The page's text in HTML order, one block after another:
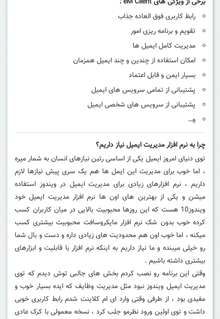
رابط کاربری فوق العاده جذاب
تقویم و برنامه ریزی امور
مدیریت کامل ایمیل ها
امکان استفاده از چندین و چند ایمیل همزمان
بسیار ایمن و قابل اعتماد
پشتیبانی از تمامی سرویس های ایمیل
پشتیبانی از سرویس های شخصی ایمیل
و…
چرا به نرم افزار مدیریت ایمیل نیاز داریم؟
توی دنیای امروز ایمیل یکی از اساسی رتین نیازهای انسان به شمار میره
، اما خوب برای مدیریت این ایمل ها هم یک سری پیش نیازها لازم
داریم ، نرم افزارهای زیادی برای مدیریت ایمیل در ویندوز استفاده
میشن و یکی از بهترین های اون ها نرم افزار مدیریت ایمیل خود
ویندوز10 هست که این روزها محبوبیت بالایی در میان کاربران کسب
کرده خوب بدون شک نرم افزار مایکروسافت محبوبیت بیشتری کسب
میکنه ، اما خوب اون هم محدودیت های زیادی داره و دست و بال شما
رو خیلی میبنده و ما نیاز داریم به اینکه نرم افزار با قابلیت و ابزارهای
بیشتری داشته باشیم .
وقتی این برنامه رو نصب کردم بخش های جالبی توش دیدم که توی
مدیریت ایمیل ویندوز نبود مثل مدیریت وظایف که ایده بسیار خوب و
مفیدی بود ، از طرفی وقتی وارد ای ام کلاینت شدم رابط کاربری خوبی
داشت و توی اولین ورود نظرمو جلب کرد ، نسخه معمولی با کرک عادی